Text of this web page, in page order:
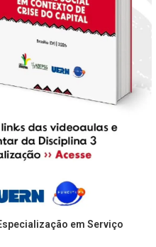
em Serviço